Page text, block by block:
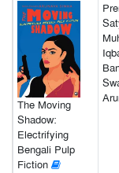
The Moving
Shadow:
Electrifying
Bengali Pulp
Fiction